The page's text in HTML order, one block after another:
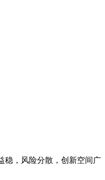
稳，风险分散，创新空间广